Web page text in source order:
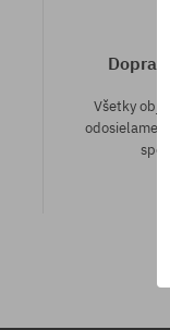
Všetky
odosielame